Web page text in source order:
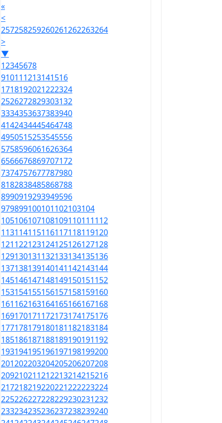
«
<
257258259260261262263264
>
▼
12345678
910111213141516
1718192021222324
2526272829303132
3334353637383940
4142434445464748
4950515253545556
5758596061626364
6566676869707172
7374757677787980
8182838485868788
8990919293949596
979899100101102103104
105106107108109110111112
113114115116117118119120
121122123124125126127128
129130131132133134135136
137138139140141142143144
145146147148149150151152
153154155156157158159160
161162163164165166167168
169170171172173174175176
177178179180181182183184
185186187188189190191192
193194195196197198199200
201202203204205206207208
209210211212213214215216
217218219220221222223224
225226227228229230231232
233234235236237238239240